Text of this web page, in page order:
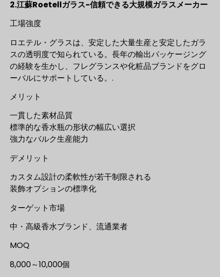
2.江蘇Roetellガラス-信頼できる大規模ガラスメーカー
工場強度
ロエテル・グラスは、安定した大量生産と安定したガラ
スの透明度で知られている。長年の輸出パッケージング
の経験を生かし、フレグランスや化粧品ブランドをグロ
ーバルにサポートしている。.
メリット
一貫した素材品質
標準的な香水瓶の形状の幅広い選択
強力なバルク生産能力
デメリット
カスタム設計の柔軟性が若干制限される
装飾オプションの標準化
ターゲット市場
中・高級香水ブランド、流通業者
MOQ
8,000～10,000個